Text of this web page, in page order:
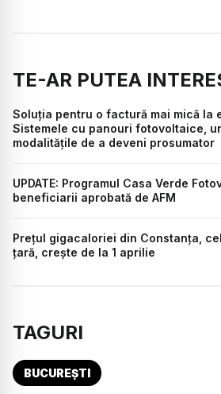
TE-AR PUTEA
Soluția pentru o factură mai mică la
Sistemele cu panouri fotovoltaice,
modalitățile de a deveni prosumator
UPDATE: Programul Casa Verde
beneficiarii aprobată de AFM
Prețul gigacaloriei din Constanța,
țară, crește de la 1 aprilie
TAGURI
BUCUREȘTI